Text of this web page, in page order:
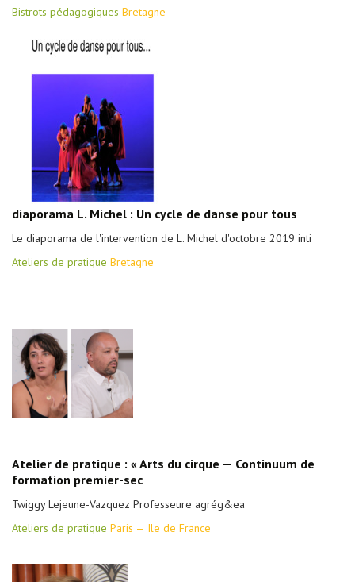
Bistrots pédagogiques Bretagne
diaporama L. Michel : Un cycle de danse pour tous
Le diaporama de l'intervention de L. Michel d'octobre 2019 inti
Ateliers de pratique Bretagne
Atelier de pratique : « Arts du cirque — Continuum de
formation premier-sec
Twiggy Lejeune-Vazquez Professeure agrég&ea
Ateliers de pratique Paris — Ile de France